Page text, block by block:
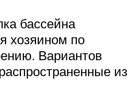
бассейна
хозяином по
Вариантов
из